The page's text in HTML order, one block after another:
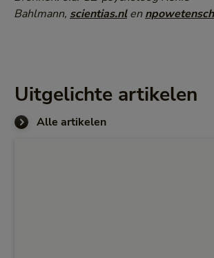
Bahlmann, scientias.nlen
Uitgelichte artikelen
Alle artikelen